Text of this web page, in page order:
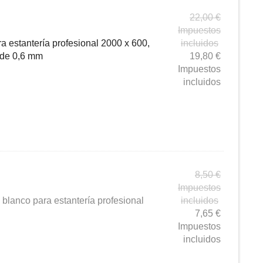
estantería profesional 2000 x 600,
0,6 mm
22,00€
Impuestos
incluidos
19,80 €
Impuestos
incluidos
para estantería profesional
8,50€
Impuestos
incluidos
7,65 €
Impuestos
incluidos